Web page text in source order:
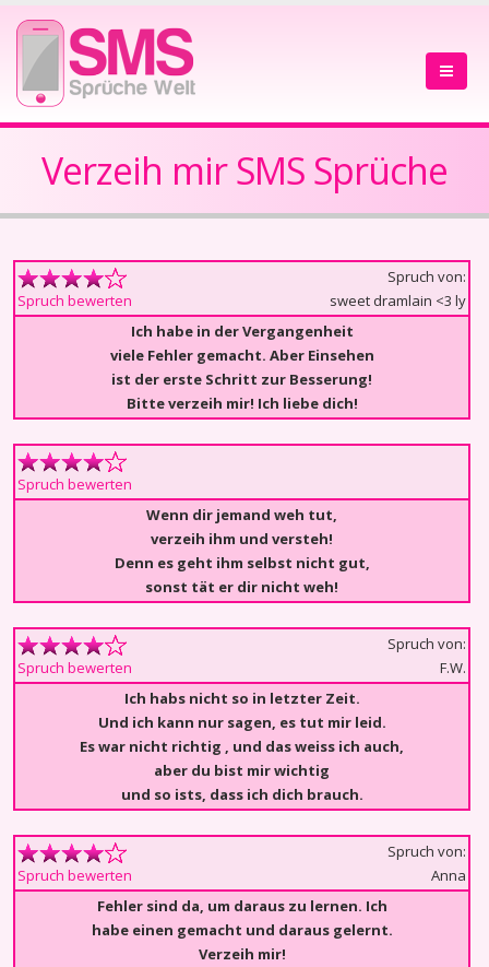
Verzeih mir SMS Sprüche
Spruch bewerten
Spruch von:
sweet dramlain <3 ly
Ich habe in der Vergangenheit
viele Fehler gemacht. Aber Einsehen
ist der erste Schritt zur Besserung!
Bitte verzeih mir! Ich liebe dich!
Spruch bewerten
Wenn dir jemand weh tut,
verzeih ihm und versteh!
Denn es geht ihm selbst nicht gut,
sonst tät er dir nicht weh!
Spruch bewerten
Spruch von:
F.W.
Ich habs nicht so in letzter Zeit.
Und ich kann nur sagen, es tut mir leid.
Es war nicht richtig , und das weiss ich auch,
aber du bist mir wichtig
und so ists, dass ich dich brauch.
Spruch bewerten
Spruch von:
Anna
Fehler sind da, um daraus zu lernen. Ich
habe einen gemacht und daraus gelernt.
Verzeih mir!